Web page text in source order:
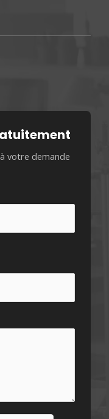
votre demande